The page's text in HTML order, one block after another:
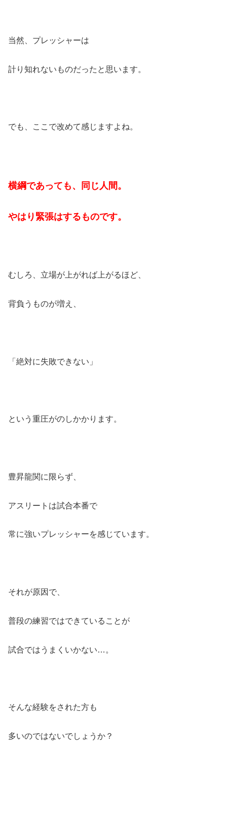
当然、プレッシャーは
計り知れないものだったと思います。
でも、ここで改めて感じますよね。
横綱であっても、同じ人間。
やはり緊張はするものです。
むしろ、立場が上がれば上がるほど、
背負うものが増え、
「絶対に失敗できない」
という重圧がのしかかります。
豊昇龍関に限らず、
アスリートは試合本番で
常に強いプレッシャーを感じています。
それが原因で、
普段の練習ではできていることが
試合ではうまくいかない…。
そんな経験をされた方も
多いのではないでしょうか？